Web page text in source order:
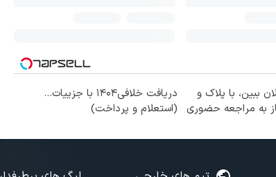
ببین، با پلاک و
به مراجعه حضوری
دریافت خلافی۱۴۰۴ با جزییات...
(استعلام و پرداخت)